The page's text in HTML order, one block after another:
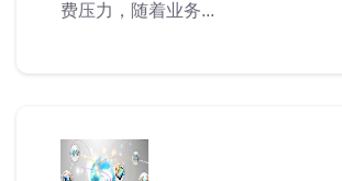
费压力，随着业务...